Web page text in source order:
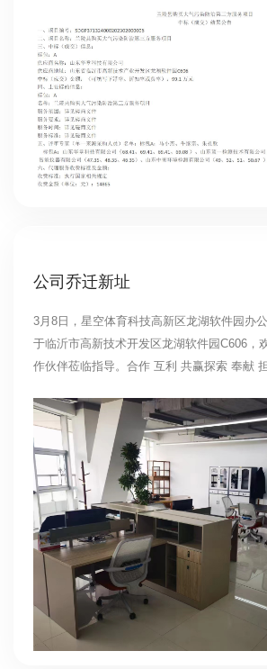
点工作、工作方向、工作目标提出了工作要
出专家服务团队入驻兰陵县
公司乔迁新址
3月8日，星空体育科技高新区龙湖软件园办
于临沂市高新技术开发区龙湖软件园C606，
作伙伴莅临指导。合作 互利 共赢探索 奉献